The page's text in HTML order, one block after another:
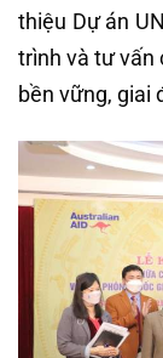
thiệu Dự án
trình và tư vấn
bền vững, giai